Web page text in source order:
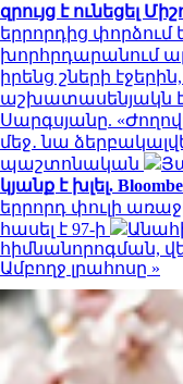
զրույց է ունեցել
երրորդից
խորհրդարանում
իրենց շների
աշխատասենյակն է
Սարգսյանը.
մեջ․ նա
պաշտոնական
կյանք է խլել.
երրորդ փուլի
հասել է 97-ի
հիմնանորոգման,
Ամբողջ լրահոսը »